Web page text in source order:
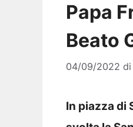
Papa
Beato
04/09/2022 di
In piazza di